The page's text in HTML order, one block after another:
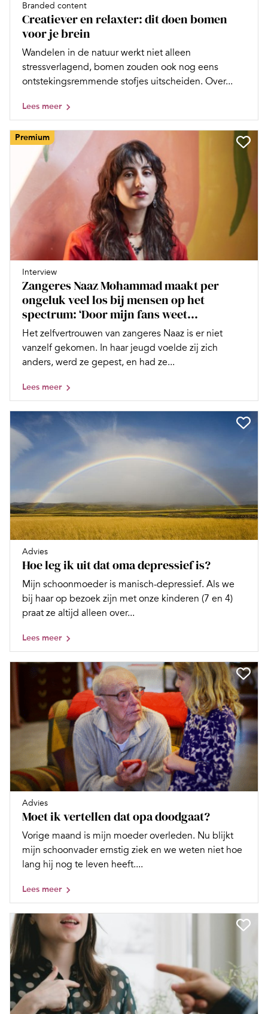
Branded content
Creatiever en relaxter: dit doen bomen
voor je brein
Wandelen in de natuur werkt niet alleen
stressverlagend, bomen zouden ook nog eens
ontstekingsremmende stofjes uitscheiden. Over...
Lees meer
Premium
Interview
Zangeres Naaz Mohammad maakt per
ongeluk veel los bij mensen op het
spectrum: ‘Door mijn fans weet...
Het zelfvertrouwen van zangeres Naaz is er niet
vanzelf gekomen. In haar jeugd voelde zij zich
anders, werd ze gepest, en had ze...
Lees meer
Advies
Hoe leg ik uit dat oma depressief is?
Mijn schoonmoeder is manisch-depressief. Als we
bij haar op bezoek zijn met onze kinderen (7 en 4)
praat ze altijd alleen over...
Lees meer
Advies
Moet ik vertellen dat opa doodgaat?
Vorige maand is mijn moeder overleden. Nu blijkt
mijn schoonvader ernstig ziek en we weten niet hoe
lang hij nog te leven heeft....
Lees meer